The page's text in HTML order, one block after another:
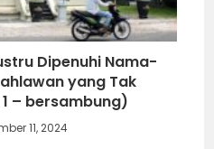
Dipenuhi Nama-
yang Tak
– bersambung)
11, 2024